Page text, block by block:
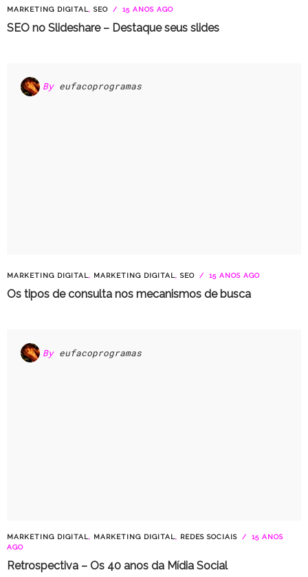
MARKETING DIGITAL , SEO 15 ANOS AGO
SEO no Slideshare – Destaque seus slides
By eufacoprogramas
MARKETING DIGITAL , MARKETING DIGITAL , SEO 15 ANOS AGO
Os tipos de consulta nos mecanismos de busca
By eufacoprogramas
MARKETING DIGITAL, MARKETING DIGITAL, REDES SOCIAIS
15 ANOS
AGO
Retrospectiva – Os 40 anos da Mídia Social